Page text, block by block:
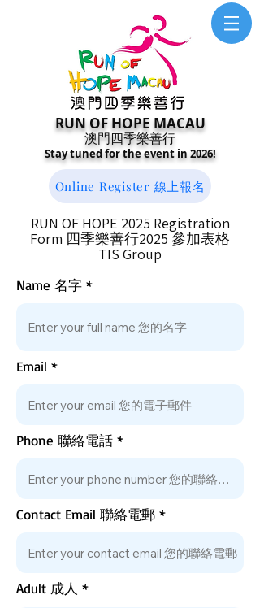
RUN OF HOPE MACAU
澳門四季樂善行
Stay tuned for the event in 2026!
Online Register 線上報名
RUN OF HOPE 2025 Registration
Form 四季樂善行2025 參加表格
​TIS Group
Name 名字
Email
Phone 聯絡電話
Contact Email 聯絡電郵
Adult 成人